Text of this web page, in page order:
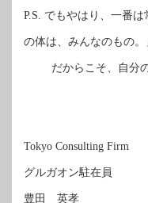
P.S. でもやはり、一番
の体は、みんなのもの。
だからこそ、自分
Tokyo Consulting Firm
グルガオン駐在員
豊田 英孝